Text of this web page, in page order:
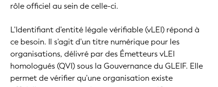
rôle officiel au sein de celle-ci.
L'Identifiant d'entité légale vérifiable (vLEI) répond à
ce besoin. Il s'agit d'un titre numérique pour les
organisations, délivré par des Émetteurs vLEI
homologués (QVI) sous la Gouvernance du GLEIF. Elle
permet de vérifier qu'une organisation existe